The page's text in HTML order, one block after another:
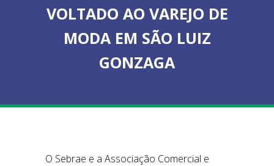
VOLTADO AO VAREJO DE
MODA EM SÃO LUIZ
GONZAGA
O Sebrae e a Associação Comercial e